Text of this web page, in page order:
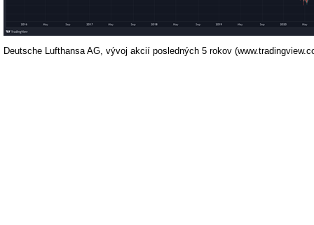
Deutsche Lufthansa AG, vývoj akcií posledných 5 rokov